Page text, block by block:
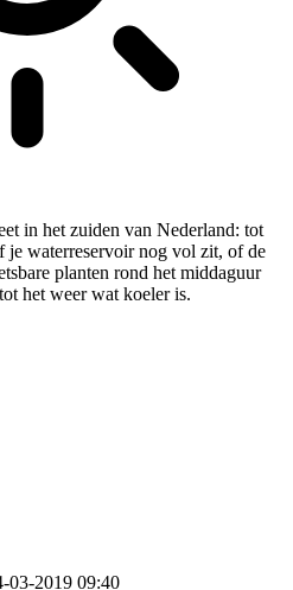
in het zuiden van Nederland: tot
je waterreservoir nog vol zit, of de
planten rond het middaguur
het weer wat koeler is.
03-2019 09:40